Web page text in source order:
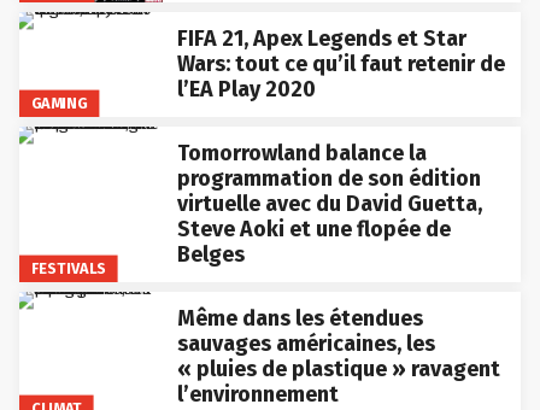
GAMING
FIFA 21, Apex Legends et Star
Wars: tout ce qu’il faut retenir de
l’EA Play 2020
FESTIVALS
Tomorrowland balance la
programmation de son édition
virtuelle avec du David Guetta,
Steve Aoki et une flopée de
Belges
Même dans les étendues
sauvages américaines, les
« pluies de plastique » ravagent
l’environnement